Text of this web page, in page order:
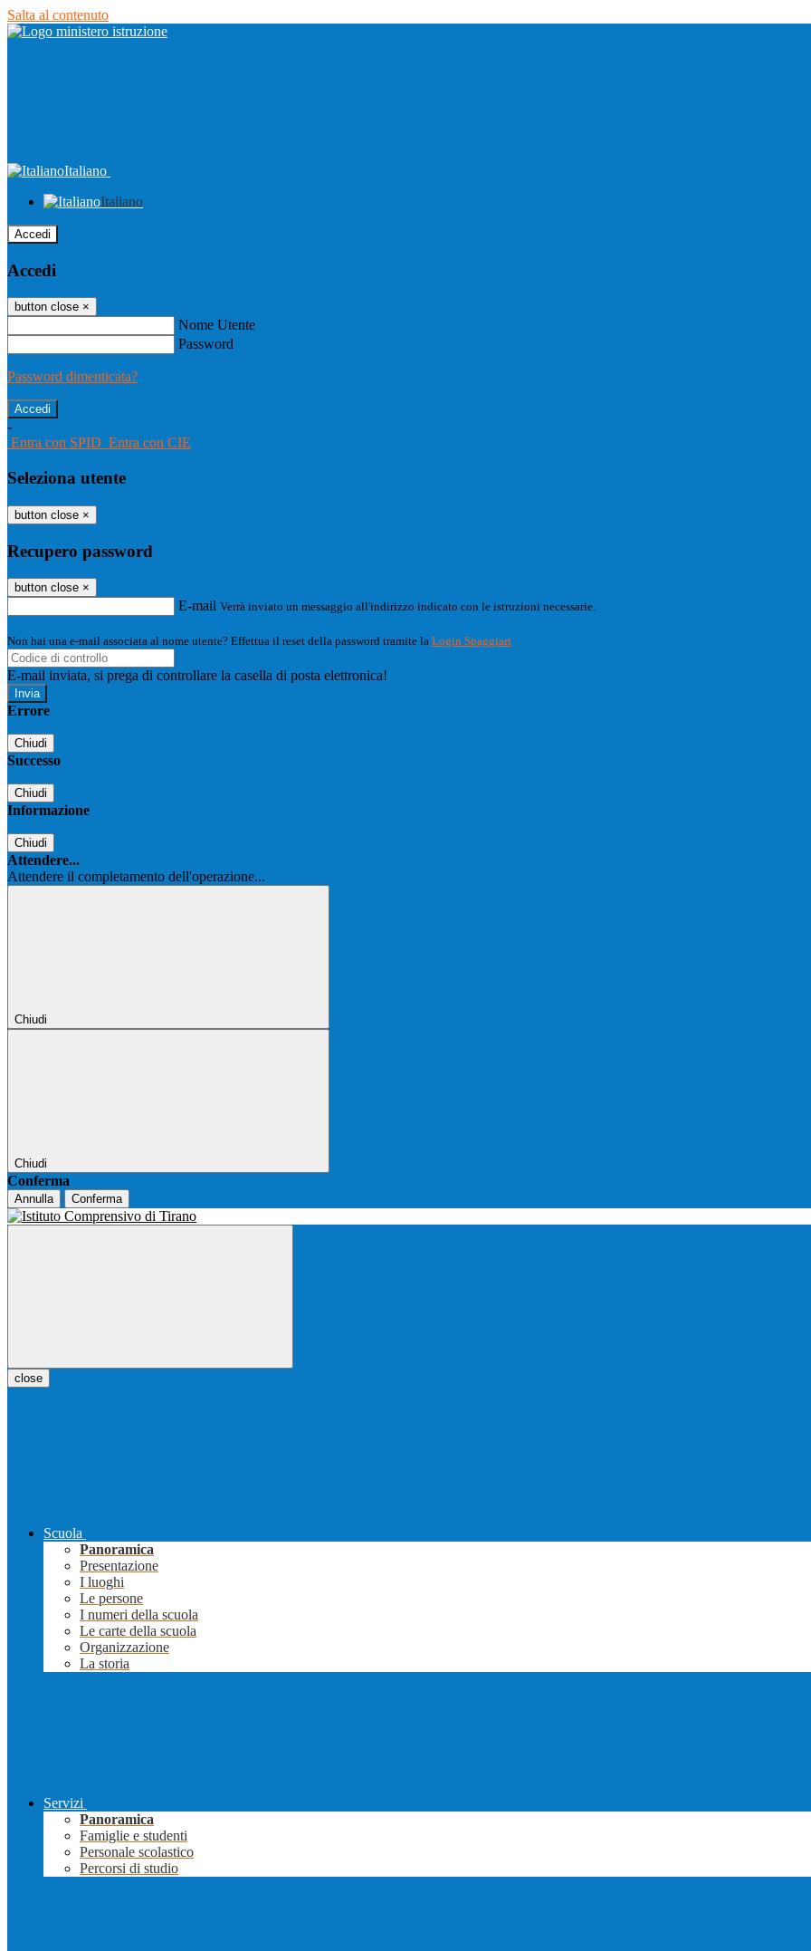
Salta al contenuto
Italiano
Italiano
Accedi
Accedi
button close ×
Nome Utente
Password
Password dimenticata?
-
Entra con SPID Entra con CIE
Seleziona utente
button close ×
Recupero password
button close ×
E-mail Verrà inviato un messaggio all'indirizzo indicato con le istruzioni necessarie.
Non hai una e-mail associata al nome utente? Effettua il reset della password tramite la Login Spaggiari
E-mail inviata, si prega di controllare la casella di posta elettronica!
Errore
Chiudi
Successo
Chiudi
Informazione
Chiudi
Attendere...
Attendere il completamento dell'operazione...
Chiudi
Chiudi
Conferma
Annulla Conferma
close
Scuola
Panoramica
Presentazione
I luoghi
Le persone
I numeri della scuola
Le carte della scuola
Organizzazione
La storia
Servizi
Panoramica
Famiglie e studenti
Personale scolastico
Percorsi di studio